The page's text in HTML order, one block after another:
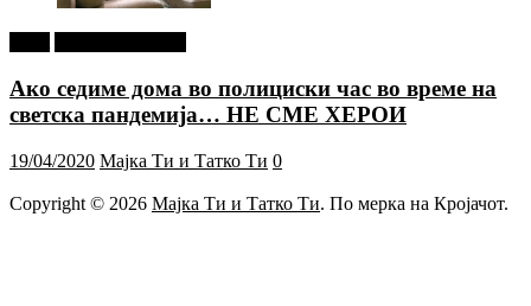
Ако седиме дома во полициски час во време на
светска пандемија… НЕ СМЕ ХЕРОИ
19/04/2020 Мајка Ти и Татко Ти 0
Copyright © 2026 Мајка Ти и Татко Ти. По мерка на Кројачот.